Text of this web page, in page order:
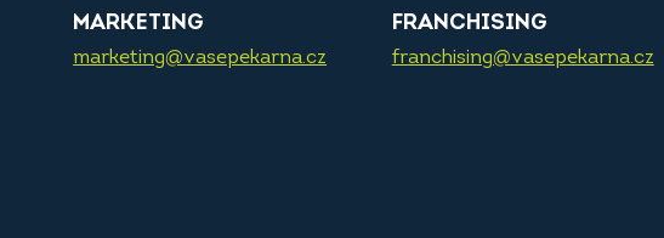
MARKETING
marketing@vasepekarna.cz
FRANCHISING
franchising@vasepekarna.cz